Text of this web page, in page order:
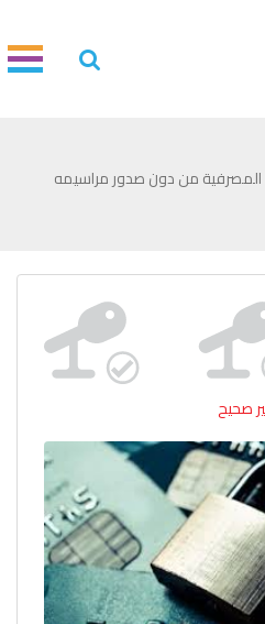
من دون صدور مراسيمه
صحيح